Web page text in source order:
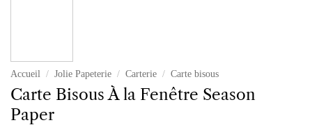
Accueil / Jolie Papeterie / Carterie / Carte bisous
Carte Bisous À la Fenêtre Season
Paper